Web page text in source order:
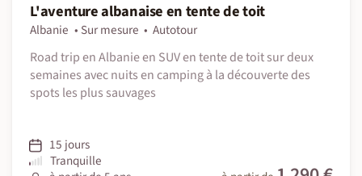
L'aventure albanaise en tente de toit
Albanie Sur mesure
Autotour
Road trip en Albanie en SUV en tente de toit sur deux
semaines avec nuits en camping à la découverte des
spots les plus sauvages
15 jours
Tranquille